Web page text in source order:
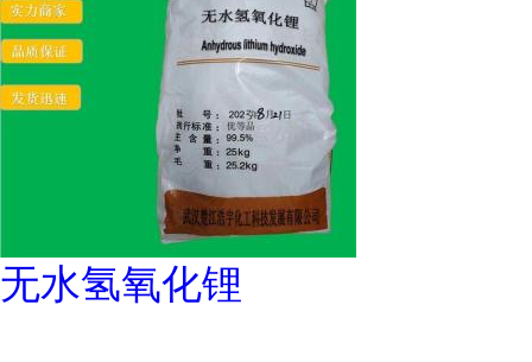
无水氢氧化锂